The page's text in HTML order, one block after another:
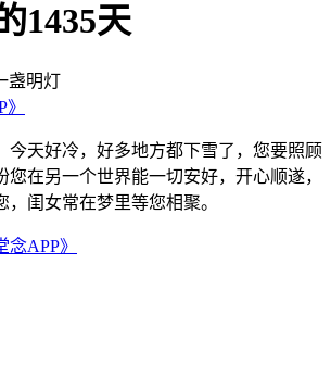
1435天
盏明灯
今天好冷，好多地方都下雪了，您要照顾
您在另一个世界能一切安好，开心顺遂，
，闺女常在梦里等您相聚。
念APP》